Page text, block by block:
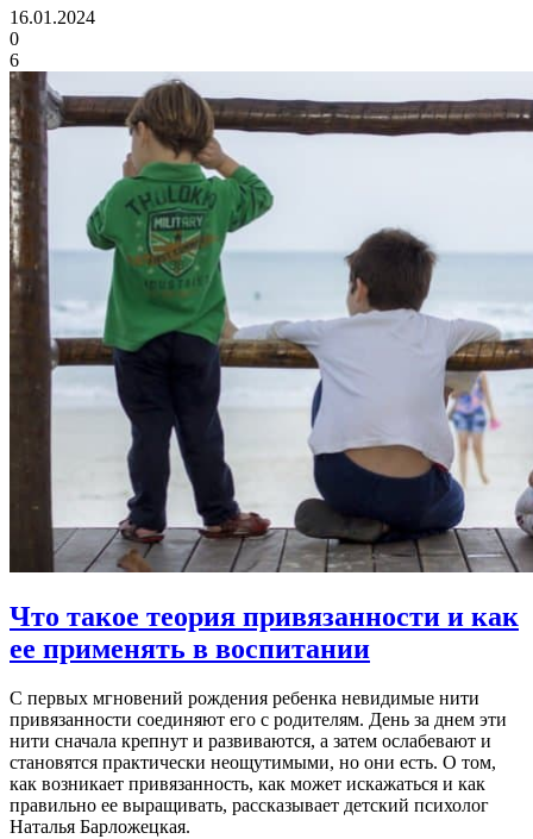
16.01.2024
0
6
Что такое теория привязанности и как
ее применять в воспитании
С первых мгновений рождения ребенка невидимые нити
привязанности соединяют его с родителям. День за днем эти
нити сначала крепнут и развиваются, а затем ослабевают и
становятся практически неощутимыми, но они есть. О том,
как возникает привязанность, как может искажаться и как
правильно ее выращивать, рассказывает детский психолог
Наталья Барложецкая.